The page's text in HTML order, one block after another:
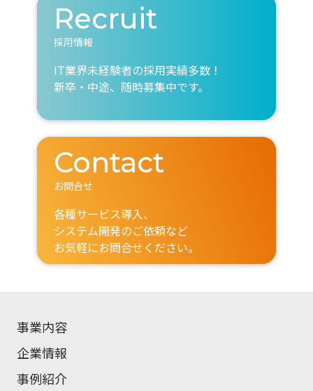
Recruit
採用情報
IT業界未経験者の採用実績多数！
新卒・中途、随時募集中です。
Contact
お問合せ
各種サービス導入、
システム開発のご依頼など
お気軽にお問合せください。
事業内容
企業情報
事例紹介